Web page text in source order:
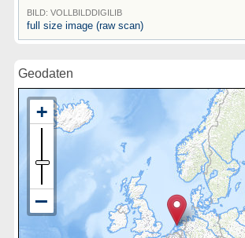
BILD: VOLLBILDDIGILIB
full size image (raw scan)
Geodaten